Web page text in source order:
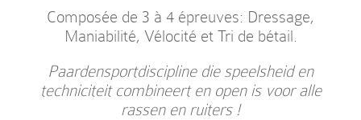
Composée de 3 à 4 épreuves: Dressage,
Maniabilité, Vélocité et Tri de bétail.
Paardensportdiscipline die speelsheid en
techniciteit combineert en open is voor alle
rassen en ruiters !